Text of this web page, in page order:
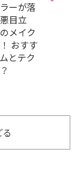
ーが落
目立
メイク
おすす
とテク